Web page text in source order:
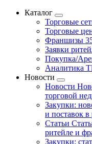
Каталог
Торговые
Торговые
Франшизы
Заявки
Покупка/
Аналитика
Новости
Новости
торговой
Закупки:
и поставок в
Статьи
ритейле и
Закупки: